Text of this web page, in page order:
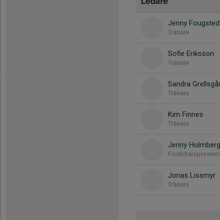
Jenny
Tränare
Sofie Eriksson
Tränare
Sandra
Tränare
Kim Finnes
Tränare
Jenny Holmberg
Jonas Lissmyr
Tränare